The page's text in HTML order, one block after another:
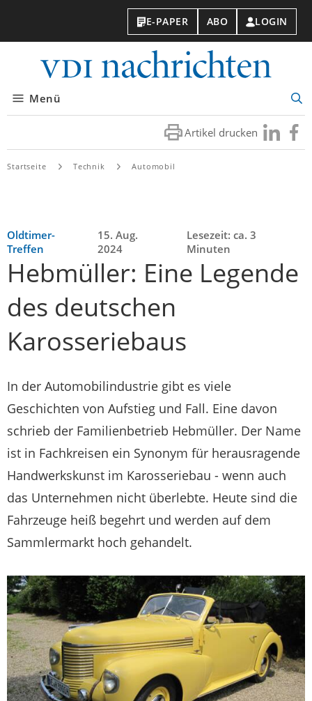
E-PAPER ABO LOGIN
Menü
Artikel drucken Besuchen
Sie
Sie
Startseite Technik Automobil
Oldtimer-
Treffen
15. Aug.
2024
Lesezeit: ca. 3
Minuten
Hebmüller: Eine Legende
des deutschen
Karosseriebaus
In der Automobilindustrie gibt es viele
Geschichten von Aufstieg und Fall. Eine davon
schrieb der Familienbetrieb Hebmüller. Der Name
ist in Fachkreisen ein Synonym für herausragende
Handwerkskunst im Karosseriebau - wenn auch
das Unternehmen nicht überlebte. Heute sind die
Fahrzeuge heiß begehrt und werden auf dem
Sammlermarkt hoch gehandelt.